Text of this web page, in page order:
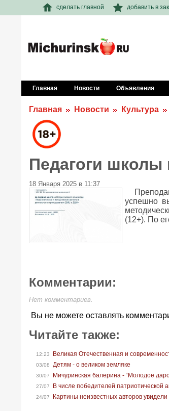
сделать главной добавить в
Главная Новости Объявления
Главная Новости Культура
Педагоги школы
18 Января 2025 в 11:37
успешно
(12+). По
Комментарии:
Нет комментариев.
Вы не можете оставлять
Читайте также:
12:23 Великая Отечественная и
03/08 Детям - о великом земляке
30/07 Мичуринская балерина - “Молодое
27/07 В числе победителей патриотической
24/07 Картины неизвестных авторов